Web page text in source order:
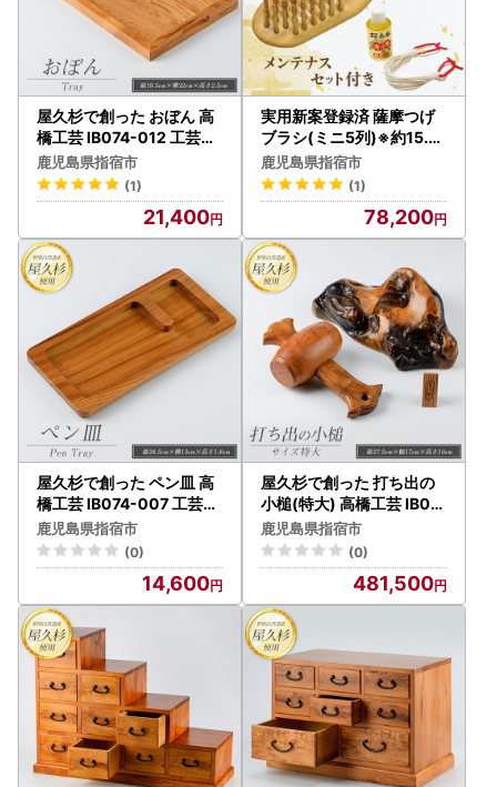
屋久杉で創った おぼん 高
橋工芸 IB074-012 工芸品
工芸品
鹿児島県指宿市
(1)
21,400
実用新案登録済 薩摩つげ
ブラシ(ミニ5列)※約15.5c
mとお手入れセット 喜多
つげ IB004-010 ブラシ
ブラシ
鹿児島県指宿市
(1)
78,200
屋久杉で創った ペン皿 高
橋工芸 IB074-007 工芸品
工芸品
鹿児島県指宿市
(0)
14,600
屋久杉で創った 打ち出の
小槌(特大) 高橋工芸 IB07
4-008 工芸品 工芸品
鹿児島県指宿市
(0)
481,500